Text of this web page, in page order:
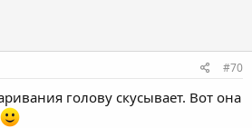
#70
голову скусывает. Вот она